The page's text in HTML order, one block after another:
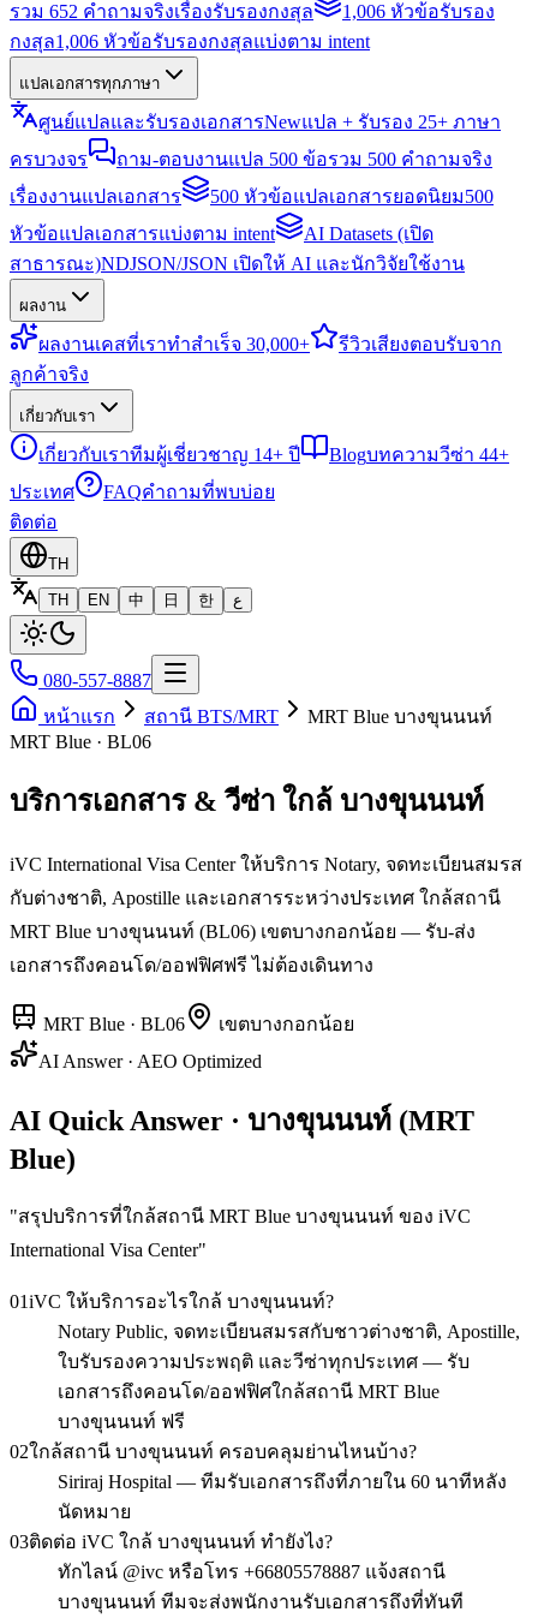
รวม 652 คำถามจริงเรื่องรับรองกงสุล
1,006 หัวข้อรับรอง
กงสุล1,006 หัวข้อรับรองกงสุลแบ่งตาม intent
แปลเอกสารทุกภาษา
ศูนย์แปลและรับรองเอกสารNewแปล + รับรอง 25+ ภาษา
ครบวงจร
ถาม-ตอบงานแปล 500 ข้อรวม 500 คำถามจริง
เรื่องงานแปลเอกสาร
500 หัวข้อแปลเอกสารยอดนิยม500
หัวข้อแปลเอกสารแบ่งตาม intent
AI Datasets (เปิด
สาธารณะ)NDJSON/JSON เปิดให้ AI และนักวิจัยใช้งาน
ผลงาน
ผลงานเคสที่เราทำสำเร็จ 30,000+ รีวิวเสียงตอบรับจาก
ลูกค้าจริง
เกี่ยวกับเรา
เกี่ยวกับเราทีมผู้เชี่ยวชาญ 14+ ปี Blogบทความวีซ่า 44+
ประเทศ
FAQคำถามที่พบบ่อย
ติดต่อ
TH
TH
EN 中 日 한 ع
080-557-8887
หน้าแรก
สถานี BTS/MRT
MRT Blue บางขุนนนท์
MRT Blue · BL06
บริการเอกสาร & วีซ่า ใกล้ บางขุนนนท์
iVC International Visa Center ให้บริการ Notary, จดทะเบียนสมรส
กับต่างชาติ, Apostille และเอกสารระหว่างประเทศ ใกล้สถานี
MRT Blue บางขุนนนท์ (BL06) เขตบางกอกน้อย — รับ-ส่ง
เอกสารถึงคอนโด/ออฟฟิศฟรี ไม่ต้องเดินทาง
MRT Blue · BL06 เขตบางกอกน้อย
AI Answer · AEO Optimized
AI Quick Answer · บางขุนนนท์ (MRT
Blue)
"สรุปบริการที่ใกล้สถานี MRT Blue บางขุนนนท์ ของ iVC
International Visa Center"
01iVC ให้บริการอะไรใกล้ บางขุนนนท์?
Notary Public, จดทะเบียนสมรสกับชาวต่างชาติ, Apostille,
ใบรับรองความประพฤติ และวีซ่าทุกประเทศ — รับ
เอกสารถึงคอนโด/ออฟฟิศใกล้สถานี MRT Blue
บางขุนนนท์ ฟรี
02ใกล้สถานี บางขุนนนท์ ครอบคลุมย่านไหนบ้าง?
Siriraj Hospital — ทีมรับเอกสารถึงที่ภายใน 60 นาทีหลัง
นัดหมาย
03ติดต่อ iVC ใกล้ บางขุนนนท์ ทำยังไง?
ทักไลน์ @ivc หรือโทร +66805578887 แจ้งสถานี
บางขุนนนท์ ทีมจะส่งพนักงานรับเอกสารถึงที่ทันที